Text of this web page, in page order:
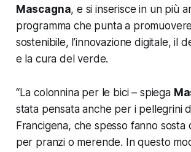
Mascagna, e si inserisce in un più
programma che punta a
sostenibile, l’innovazione digitale, il
e la cura del verde.
“La colonnina per le bici – spiega
stata pensata anche per i pellegrini
Francigena, che spesso fanno sosta
per pranzi o merende. In questo